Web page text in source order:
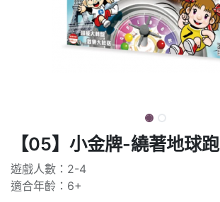
【05】小金牌-繞著地球跑
遊戲人數：2-4
適合年齡：6+